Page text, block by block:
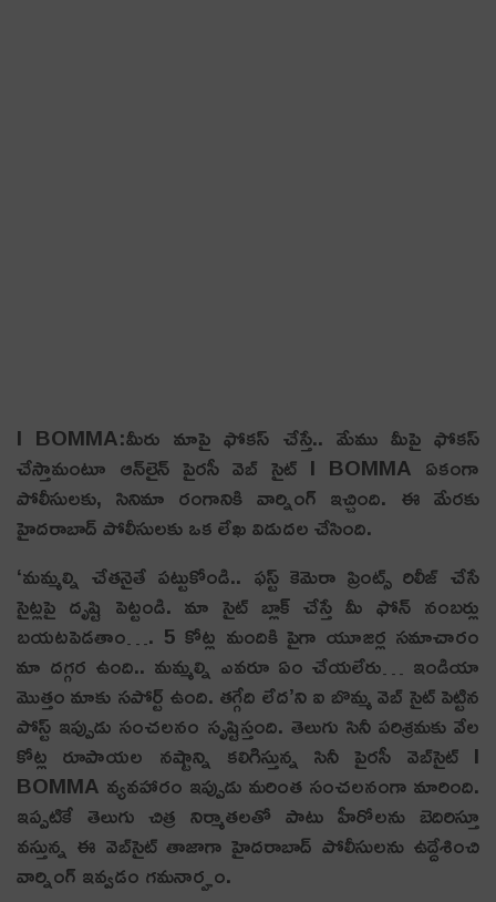
I BOMMA:మీరు మాపై ఫోక‌స్ చేస్తే.. మేము మీపై ఫోక‌స్
చేస్తామంటూ ఆన్‌లైన్ పైర‌సీ వెబ్ సైట్ I BOMMA ఏకంగా
పోలీసుల‌కు, సినిమా రంగానికి వార్నింగ్ ఇచ్చింది. ఈ మేర‌కు
హైద‌రాబాద్ పోలీసుల‌కు ఒక లేఖ విడుద‌ల చేసింది.
‘మ‌మ్మ‌ల్ని చేత‌నైతే ప‌ట్టుకోండి.. ఫస్ట్ కెమెరా ప్రింట్స్ రిలీజ్ చేసే
సైట్లపై దృష్టి పెట్టండి. మా సైట్ బ్లాక్ చేస్తే మీ ఫోన్ నంబర్లు
బయటపెడతాం…. 5 కోట్ల మందికి పైగా యూజర్ల సమాచారం
మా దగ్గర ఉంది.. మమ్మల్ని ఎవరూ ఏం చేయలేరు… ఇండియా
మొత్తం మాకు సపోర్ట్ ఉంది. తగ్గేది లేద’ని ఐ బొమ్మ వెబ్ సైట్ పెట్టిన
పోస్ట్ ఇప్పుడు సంచ‌ల‌నం సృష్టిస్తంది. తెలుగు సినీ పరిశ్రమకు వేల
కోట్ల రూపాయల నష్టాన్ని కలిగిస్తున్న సినీ పైరసీ వెబ్‌సైట్ I
BOMMA వ్యవహారం ఇప్పుడు మరింత సంచలనంగా మారింది.
ఇప్ప‌టికే తెలుగు చిత్ర నిర్మాత‌ల‌తో పాటు హీరోల‌ను బెదిరిస్తూ
వ‌స్తున్న ఈ వెబ్‌సైట్ తాజాగా హైద‌రాబాద్ పోలీసుల‌ను ఉద్దేశించి
వార్నింగ్ ఇవ్వ‌డం గ‌మ‌నార్హం.